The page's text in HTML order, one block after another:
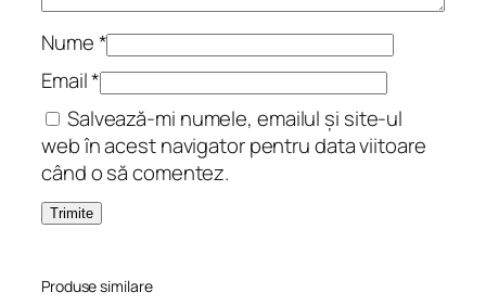
u
m
u
s
e
ț
e
a
i
a
Nume*
Email*
Salvează-mi numele, emailul și site-ul
web în acest navigator pentru data viitoare
când o să comentez.
Produse similare